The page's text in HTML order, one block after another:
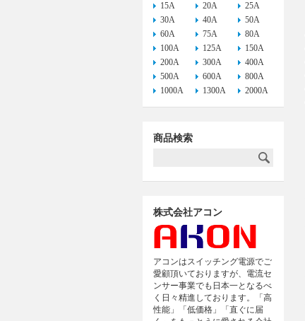
15A
20A
25A
30A
40A
50A
60A
75A
80A
100A
125A
150A
200A
300A
400A
500A
600A
800A
1000A
1300A 2000A
商品検索
株式会社アコン
アコンはスイッチング電源でご
愛顧頂いておりますが、電流セ
ンサー事業でも日本一となるべ
く日々精進しております。「高
性能」「低価格」「直ぐに届